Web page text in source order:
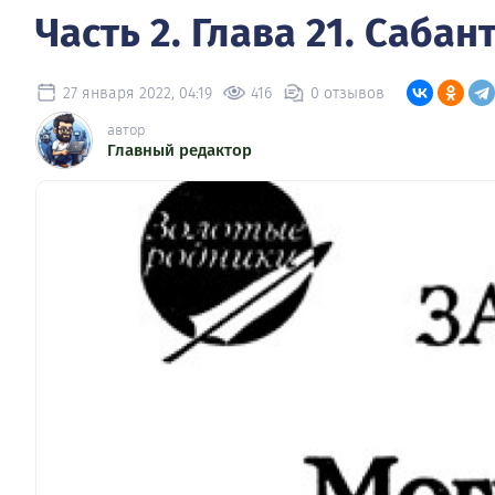
Часть 2. Глава 21.
27 января 2022, 04:19 416 0 отзывов
автор
Главный редактор